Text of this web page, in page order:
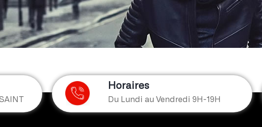
Horaires
Du Lundi au Vendredi 9H-19H